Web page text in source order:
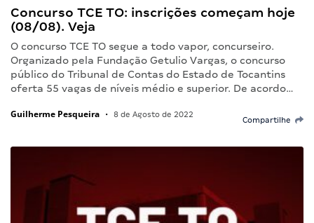
Concurso TCE TO: inscrições começam hoje
(08/08). Veja
O concurso TCE TO segue a todo vapor, concurseiro.
Organizado pela Fundação Getulio Vargas, o concurso
público do Tribunal de Contas do Estado de Tocantins
oferta 55 vagas de níveis médio e superior. De acordo…
Guilherme Pesqueira • 8 de Agosto de 2022
Compartilhe